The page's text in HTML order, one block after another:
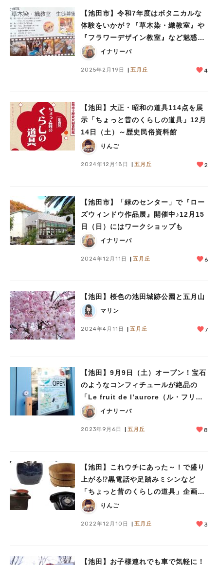
【池田市】令和7年度はボタニカルな
体験をいかが？『草木染・織教室』や
『フラワーデザイン教室』など魅惑的
なレッスンの「池田市緑のセンター」
イナリーバ
2025年2月19日 五月丘 4
【池田】大正・昭和の道具114点を展
示「ちょっと昔のくらしの道具」12月
14日（土）～歴史民俗資料館
りんご
2024年12月18日 五月丘 2
【池田市】「緑のセンター」で『ロー
ズウィンドウ作品展』開催中♪12月15
日（日）にはワークショップも
イナリーバ
2024年12月11日 五月丘 6
【池田】桜色の池田城跡公園と五月山
マリン
2024年4月11日 五月丘 7
【池田】9月9日（土）オープン！宝石
のようなコンフィチュールが絶品の
「Le fruit de l’aurore（ル・フリュ
ィ・ドゥ・ロロー）」
イナリーバ
2023年9月6日 五月丘 8
【池田】これウチにあった～！で盛り
上がる⁉黒電話や足踏みミシンなど
「ちょっと昔のくらしの道具」企画展
開催
りんご
2022年12月10日 五月丘 3
【池田】お子様連れでも車で気軽に！